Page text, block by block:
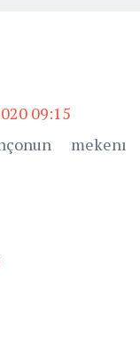
09:15
mekenı